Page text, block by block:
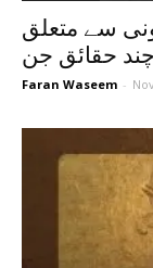
سے متعلق
Faran Waseem -